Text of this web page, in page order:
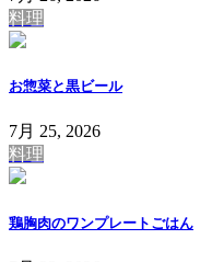
料理
お惣菜と黒ビール
7月 25, 2026
料理
鶏胸肉のワンプレートごはん